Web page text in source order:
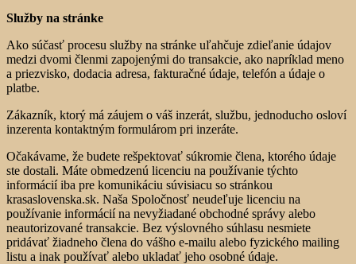
Služby na stránke
Ako súčasť procesu služby na stránke uľahčuje zdieľanie údajov
medzi dvomi členmi zapojenými do transakcie, ako napríklad meno
a priezvisko, dodacia adresa, fakturačné údaje, telefón a údaje o
platbe.
Zákazník, ktorý má záujem o váš inzerát, službu, jednoducho osloví
inzerenta kontaktným formulárom pri inzeráte.
Očakávame, že budete rešpektovať súkromie člena, ktorého údaje
ste dostali. Máte obmedzenú licenciu na používanie týchto
informácií iba pre komunikáciu súvisiacu so stránkou
krasaslovenska.sk. Naša Spoločnosť neudeľuje licenciu na
používanie informácií na nevyžiadané obchodné správy alebo
neautorizované transakcie. Bez výslovného súhlasu nesmiete
pridávať žiadneho člena do vášho e-mailu alebo fyzického mailing
listu a inak používať alebo ukladať jeho osobné údaje.